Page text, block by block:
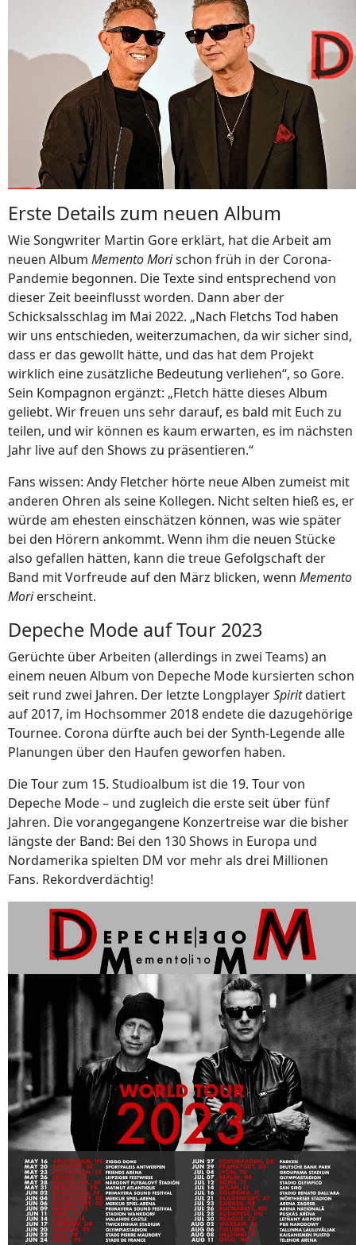
Erste Details zum neuen Album
Wie Songwriter Martin Gore erklärt, hat die Arbeit am
neuen Album Memento Morischon früh in der Corona-
Pandemie begonnen. Die Texte sind entsprechend von
dieser Zeit beeinflusst worden. Dann aber der
Schicksalsschlag im Mai 2022. „Nach Fletchs Tod haben
wir uns entschieden, weiterzumachen, da wir sicher sind,
dass er das gewollt hätte, und das hat dem Projekt
wirklich eine zusätzliche Bedeutung verliehen“, so Gore.
Sein Kompagnon ergänzt: „Fletch hätte dieses Album
geliebt. Wir freuen uns sehr darauf, es bald mit Euch zu
teilen, und wir können es kaum erwarten, es im nächsten
Jahr live auf den Shows zu präsentieren.“
Fans wissen: Andy Fletcher hörte neue Alben zumeist mit
anderen Ohren als seine Kollegen. Nicht selten hieß es, er
würde am ehesten einschätzen können, was wie später
bei den Hörern ankommt. Wenn ihm die neuen Stücke
also gefallen hätten, kann die treue Gefolgschaft der
Band mit Vorfreude auf den März blicken, wenn Memento
Morierscheint.
Depeche Mode auf Tour 2023
Gerüchte über Arbeiten (allerdings in zwei Teams) an
einem neuen Album von Depeche Mode kursierten schon
seit rund zwei Jahren. Der letzte LongplayerSpiritdatiert
auf 2017, im Hochsommer 2018 endete die dazugehörige
Tournee. Corona dürfte auch bei der Synth-Legende alle
Planungen über den Haufen geworfen haben.
Die Tour zum 15. Studioalbum ist die 19. Tour von
Depeche Mode – und zugleich die erste seit über fünf
Jahren. Die vorangegangene Konzertreise war die bisher
längste der Band: Bei den 130 Shows in Europa und
Nordamerika spielten DM vor mehr als drei Millionen
Fans. Rekordverdächtig!